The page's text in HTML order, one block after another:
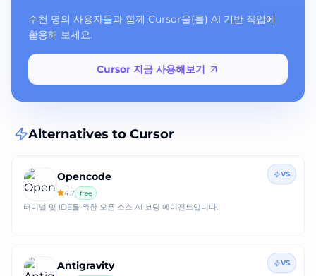
수천 명의 사용자들과 함께 Cursor을(를) AI 기반 작업에
활용해 보세요.
Cursor 지금 사용해보기
Alternatives to Cursor
Opencode
4.7 free
터미널 및 IDE를 위한 오픈 소스 AI 코딩 에이전트입니다.
VS
Antigravity VS